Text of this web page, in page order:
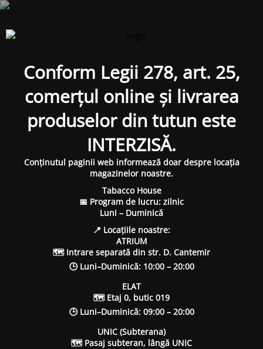
Conform Legii 278, art. 25,
comerțul online și livrarea
produselor din tutun este
INTERZISĂ.
Conținutul paginii web informează doar despre locația
magazinelor noastre.
Tabacco House
📅 Program de lucru: zilnic
Luni – Duminică
📍 Locațiile noastre:
ATRIUM
🗺 Intrare separată din str. D. Cantemir
🕒 Luni–Duminică: 10:00 – 20:00
ELAT
🗺 Etaj 0, butic 019
🕒 Luni–Duminică: 09:00 – 20:00
UNIC (Subterana)
🗺 Pasaj subteran, lângă UNIC